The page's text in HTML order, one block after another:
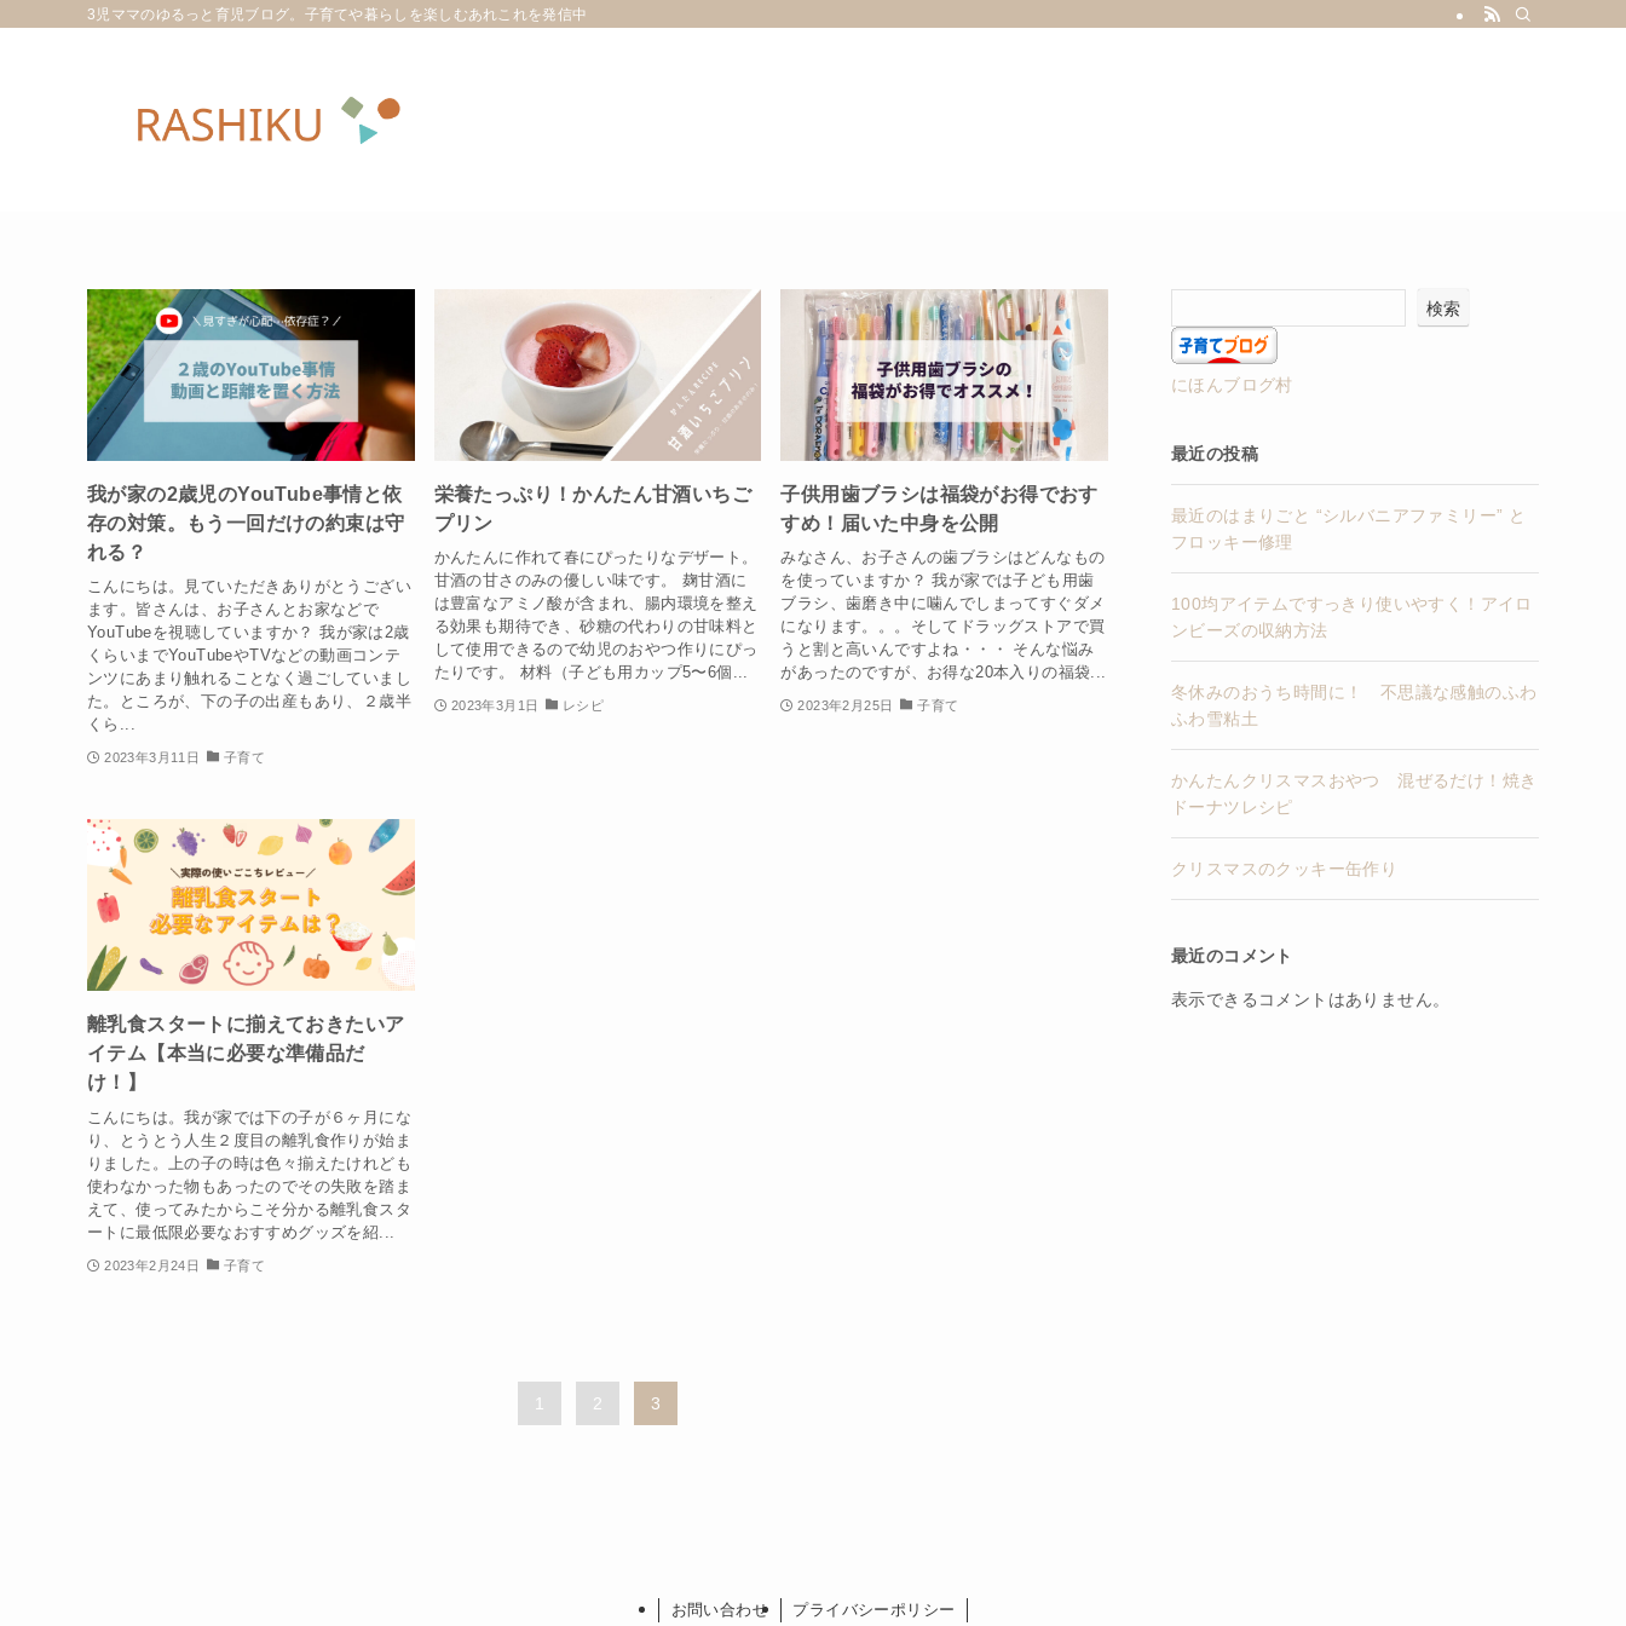
3児ママのゆるっと育児ブログ。子育てや暮らしを楽しむあれこれを発信中
我が家の2歳児のYouTube事情と依
存の対策。もう一回だけの約束は守
れる？
こんにちは。見ていただきありがとうござい
ます。皆さんは、お子さんとお家などで
YouTubeを視聴していますか？ 我が家は2歳
くらいまでYouTubeやTVなどの動画コンテ
ンツにあまり触れることなく過ごしていまし
た。ところが、下の子の出産もあり、２歳半
くら...
2023年3月11日 子育て
栄養たっぷり！かんたん甘酒いちご
プリン
かんたんに作れて春にぴったりなデザート。
甘酒の甘さのみの優しい味です。 麹甘酒に
は豊富なアミノ酸が含まれ、腸内環境を整え
る効果も期待でき、砂糖の代わりの甘味料と
して使用できるので幼児のおやつ作りにぴっ
たりです。 材料（子ども用カップ5〜6個...
2023年3月1日 レシピ
子供用歯ブラシは福袋がお得でおす
すめ！届いた中身を公開
みなさん、お子さんの歯ブラシはどんなもの
を使っていますか？ 我が家では子ども用歯
ブラシ、歯磨き中に噛んでしまってすぐダメ
になります。。。そしてドラッグストアで買
うと割と高いんですよね・・・ そんな悩み
があったのですが、お得な20本入りの福袋...
2023年2月25日 子育て
離乳食スタートに揃えておきたいア
イテム【本当に必要な準備品だ
け！】
こんにちは。我が家では下の子が６ヶ月にな
り、とうとう人生２度目の離乳食作りが始ま
りました。上の子の時は色々揃えたけれども
使わなかった物もあったのでその失敗を踏ま
えて、使ってみたからこそ分かる離乳食スタ
ートに最低限必要なおすすめグッズを紹...
2023年2月24日 子育て
1 2 3
検索
にほんブログ村
最近の投稿
最近のはまりごと “シルバニアファミリー” と
フロッキー修理
100均アイテムですっきり使いやすく！アイロ
ンビーズの収納方法
冬休みのおうち時間に！ 不思議な感触のふわ
ふわ雪粘土
かんたんクリスマスおやつ 混ぜるだけ！焼き
ドーナツレシピ
クリスマスのクッキー缶作り
最近のコメント
表示できるコメントはありません。
お問い合わせ プライバシーポリシー